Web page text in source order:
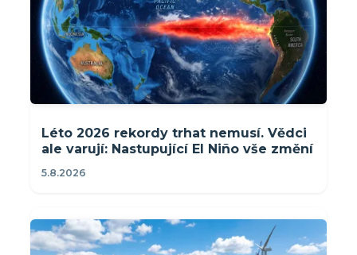
Léto 2026 rekordy trhat nemusí. Vědci
ale varují: Nastupující El Niño vše změní
5.8.2026